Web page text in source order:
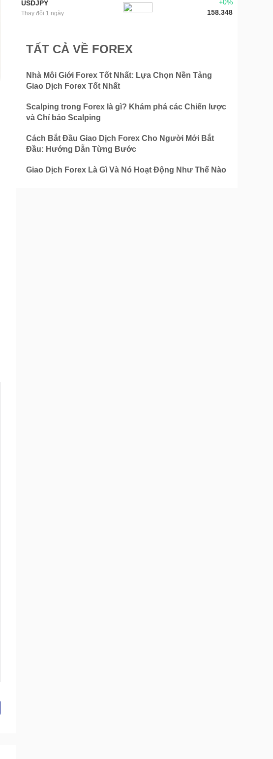
USDJPY
Thay đổi 1 ngày
+0%
158.348
TẤT CẢ VỀ FOREX
Nhà Môi Giới Forex Tốt Nhất: Lựa Chọn Nền Tảng
Giao Dịch Forex Tốt Nhất
Scalping trong Forex là gì? Khám phá các Chiến lược
và Chỉ báo Scalping
Cách Bắt Đầu Giao Dịch Forex Cho Người Mới Bắt
Đầu: Hướng Dẫn Từng Bước
Giao Dịch Forex Là Gì Và Nó Hoạt Động Như Thế Nào